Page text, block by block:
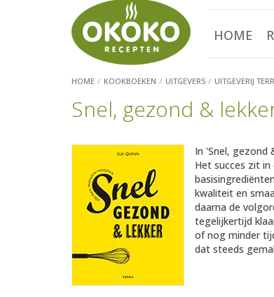
HOME
HOME KOOKBOEKEN UITGEVERS UITGEVERIJ
Snel, gezond &
In 'Snel, gezond
Het succes zit in
kwaliteit en
daarna de
tegelijkertijd
of nog minder
dat steeds